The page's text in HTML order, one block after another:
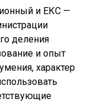
и ЕКС —
деления
и опыт
характер